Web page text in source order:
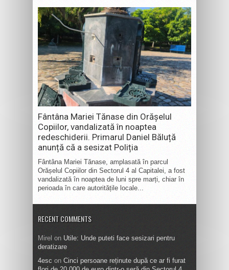
Fântâna Mariei Tănase din Orășelul
Copiilor, vandalizată în noaptea
redeschiderii. Primarul Daniel Băluță
anunță că a sesizat Poliția
Fântâna Mariei Tănase, amplasată în parcul
Orășelul Copiilor din Sectorul 4 al Capitalei, a fost
vandalizată în noaptea de luni spre marți, chiar în
perioada în care autoritățile locale...
RECENT COMMENTS
Mirel on Utile: Unde puteti face sesizari pentru
deratizare
4esc on Cinci persoane reținute după ce ar fi furat